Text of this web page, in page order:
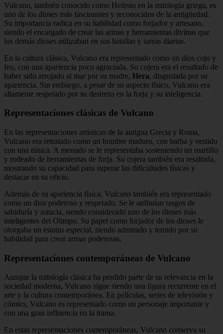
Vulcano, también conocido como Hefesto en la mitología griega, es
uno de los dioses más fascinantes y reconocidos de la antigüedad.
Su importancia radica en su habilidad como forjador y artesano,
siendo el encargado de crear las armas y herramientas divinas que
los demás dioses utilizaban en sus batallas y tareas diarias.
En la cultura clásica, Vulcano era representado como un dios cojo y
feo, con una apariencia poco agraciada. Su cojera era el resultado de
haber sido arrojado al mar por su madre, Hera, disgustada por su
apariencia. Sin embargo, a pesar de su aspecto físico, Vulcano era
altamente respetado por su destreza en la forja y su inteligencia.
Representaciones clásicas de Vulcano
En las representaciones artísticas de la antigua Grecia y Roma,
Vulcano era retratado como un hombre maduro, con barba y vestido
con una túnica. A menudo se le representaba sosteniendo un martillo
y rodeado de herramientas de forja. Su cojera también era resaltada,
mostrando su capacidad para superar las dificultades físicas y
destacar en su oficio.
Además de su apariencia física, Vulcano también era representado
como un dios poderoso y respetado. Se le atribuían rasgos de
sabiduría y astucia, siendo considerado uno de los dioses más
inteligentes del Olimpo. Su papel como forjador de los dioses le
otorgaba un estatus especial, siendo admirado y temido por su
habilidad para crear armas poderosas.
Representaciones contemporáneas de Vulcano
Aunque la mitología clásica ha perdido parte de su relevancia en la
sociedad moderna, Vulcano sigue siendo una figura recurrente en el
arte y la cultura contemporánea. En películas, series de televisión y
cómics, Vulcano es representado como un personaje importante y
con una gran influencia en la trama.
En estas representaciones contemporáneas, Vulcano conserva su